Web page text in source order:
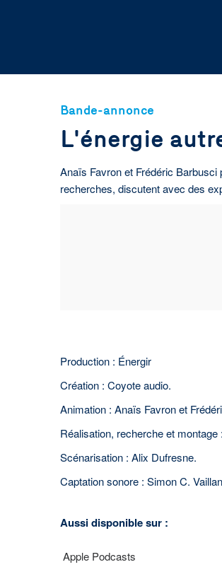
Bande-annonce
L'énergie
Anaïs Favron et Frédéric Barbusci
recherches, discutent avec des
Production : Énergir
Création : Coyote audio.
Animation : Anaïs Favron et
Réalisation, recherche et montage
Scénarisation : Alix Dufresne.
Captation sonore : Simon C.
Aussi disponible sur :
Apple Podcasts